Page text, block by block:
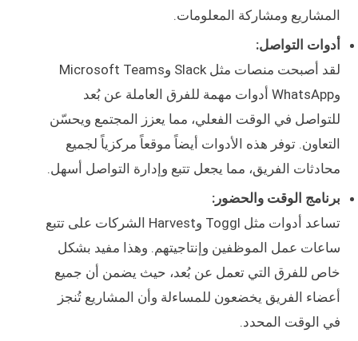
المشاريع ومشاركة المعلومات.
أدوات التواصل:
لقد أصبحت منصات مثل Slack وMicrosoft Teams
وWhatsApp أدوات مهمة للفرق العاملة عن بُعد
للتواصل في الوقت الفعلي، مما يعزز المجتمع ويحسّن
التعاون. توفر هذه الأدوات أيضاً موقعاً مركزياً لجميع
محادثات الفريق، مما يجعل تتبع وإدارة التواصل أسهل.
برنامج الوقت والحضور:
تساعد أدوات مثل Toggl وHarvest الشركات على تتبع
ساعات عمل الموظفين وإنتاجيتهم. وهذا مفيد بشكل
خاص للفرق التي تعمل عن بُعد، حيث يضمن أن جميع
أعضاء الفريق يخضعون للمساءلة وأن المشاريع تُنجز
في الوقت المحدد.